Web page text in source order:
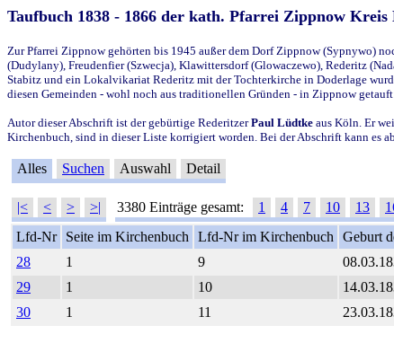
Taufbuch 1838 - 1866 der kath. Pfarrei Zippnow Kreis
Zur Pfarrei Zippnow gehörten bis 1945 außer dem Dorf Zippnow (Sypnywo)
(Dudylany), Freudenfier (Szwecja), Klawittersdorf (Glowaczewo), Rederitz
Stabitz und ein Lokalvikariat Rederitz mit der Tochterkirche in Doderlage
diesen Gemeinden - wohl noch aus traditionellen Gründen - in Zippnow getauft
Autor dieser Abschrift ist der gebürtige RederitzerPaul Lüdtke aus Köln. Er
Kirchenbuch, sind in dieser Liste korrigiert worden. Bei der Abschrift kann es
Alles Suchen Auswahl Detail
|< < > >| 3380 Einträge gesamt: 1 4 7 10 13
Lfd-Nr
Seite im Kirchenbuch Lfd-Nr im Kirchenbuch Geburt
28
1 9
29
1 10
30
1 11